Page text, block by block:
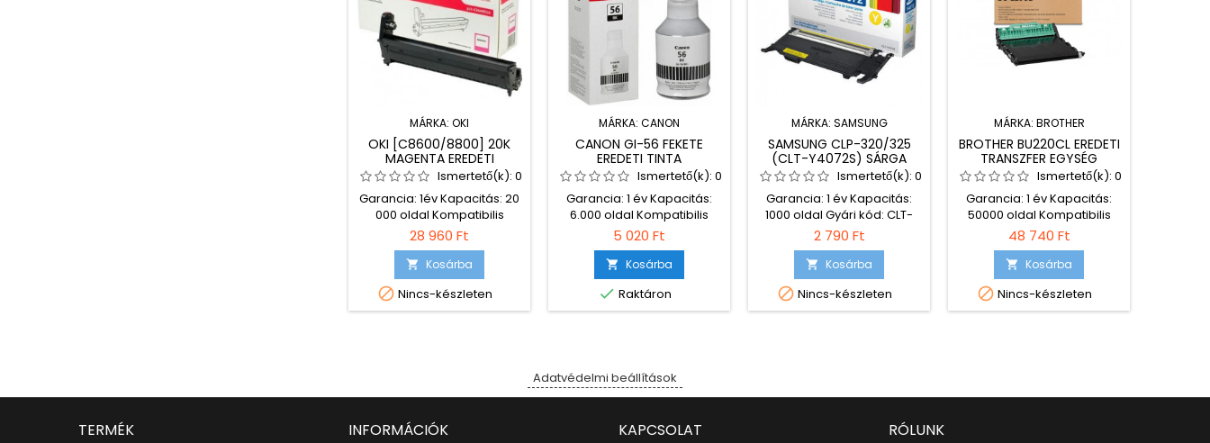
MÁRKA: OKI
OKI [C8600/8800] 20K
MAGENTA EREDETI
DOBEGYSÉG (43449014)
Ismertető(k): 0
Garancia: 1év Kapacitás: 20
000 oldal Kompatibilis
nyomtatók: Oki C8600
28 960 Ft
 Kosárba
 Nincs-készleten
MÁRKA: CANON
CANON GI-56 FEKETE
EREDETI TINTA
Ismertető(k): 0
Garancia: 1 év Kapacitás:
6.000 oldal Kompatibilis
nyomtatók: Canon MAXIFY
GX3050 Canon MAXIFY
GX4050 Canon MAXIFY
GX5050 Canon MAXIFY
GX6050 Canon MAXIFY
GX7050
5 020 Ft
 Kosárba
 Raktáron
MÁRKA: SAMSUNG
SAMSUNG CLP-320/325
(CLT-Y4072S) SÁRGA
EREDETI TONER [SU472A]
Ismertető(k): 0
Garancia: 1 év Kapacitás:
1000 oldal Gyári kód: CLT-
Y4072S Kompatibilis
nyomtatók: Samsung CLP-
320 Samsung CLP-320N
Samsung CLP-325 Samsung
CLP-325W Samsung CLX-
3185 Samsung CLX-3185FN
2 790 Ft
 Kosárba
 Nincs-készleten
MÁRKA: BROTHER
BROTHER BU220CL EREDETI
TRANSZFER EGYSÉG
Ismertető(k): 0
Garancia: 1 év Kapacitás:
50000 oldal Kompatibilis
nyomtatók: DCP-9015CDW
DCP-9020CDW HL-3140CW
HL-3150CDW HL-3170CDW
MFC-9140CDN MFC-
9340CDW
48 740 Ft
 Kosárba
 Nincs-készleten
Adatvédelmi beállítások
TERMÉK INFORMÁCIÓK KAPCSOLAT RÓLUNK